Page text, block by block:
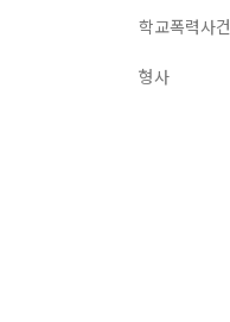
학교폭력사건
형사